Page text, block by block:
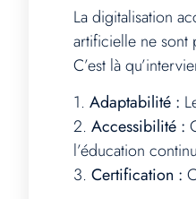
La digitalisation
artificielle ne sont
C’est là
1. Adaptabilité :
2. Accessibilité :
l’éducation
3. Certification :